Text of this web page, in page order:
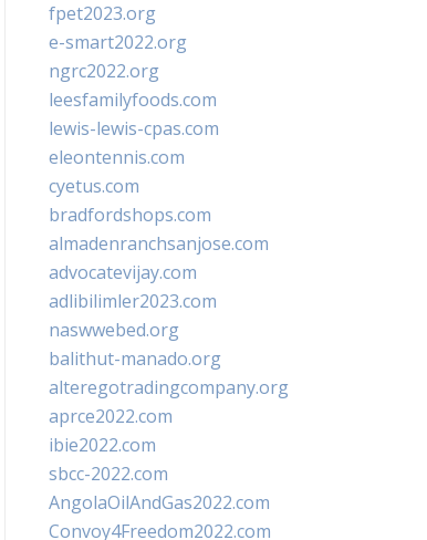
fpet2023.org
e-smart2022.org
ngrc2022.org
leesfamilyfoods.com
lewis-lewis-cpas.com
eleontennis.com
cyetus.com
bradfordshops.com
almadenranchsanjose.com
advocatevijay.com
adlibilimler2023.com
naswwebed.org
balithut-manado.org
alteregotradingcompany.org
aprce2022.com
ibie2022.com
sbcc-2022.com
AngolaOilAndGas2022.com
Convoy4Freedom2022.com